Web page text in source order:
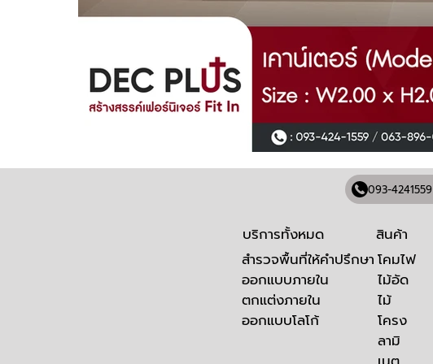
093-4241559
บริการทั้งหมด
สำรวจพื้นที่ให้คำปรึกษา
ออกแบบภายใน
ตกแต่งภายใน
ออกแบบโลโก้
สินค้า
โคมไฟ
ไม้อัด
ไม้
โครง
ลามิ